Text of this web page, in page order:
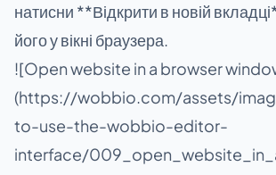
натисни **Відкрити в новій
його у вікні браузера.
![Open website in a browser
(https://wobbio.com/assets/
to-use-the-wobbio-editor-
interface/